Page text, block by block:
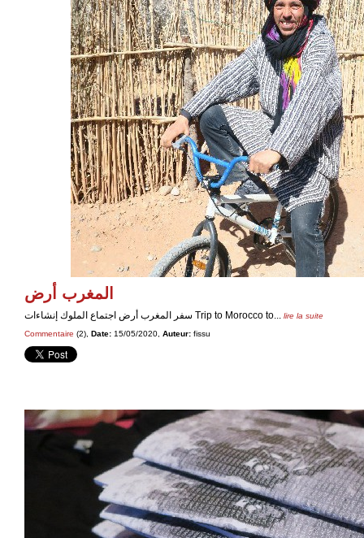
المغرب أرض
سفر المغرب أرض اجتماع الملوك إنشاءات Trip to Morocco to... lire la suite
Commentaire (2), Date: 15/05/2020, Auteur: fissu